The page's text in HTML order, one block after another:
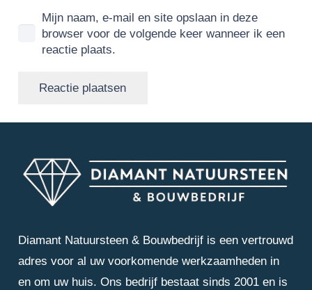
Mijn naam, e-mail en site opslaan in deze
browser voor de volgende keer wanneer ik een
reactie plaats.
Reactie plaatsen
Diamant Natuursteen & Bouwbedrijf is een vertrouwd
adres voor al uw voorkomende werkzaamheden in
en om uw huis. Ons bedrijf bestaat sinds 2001 en is